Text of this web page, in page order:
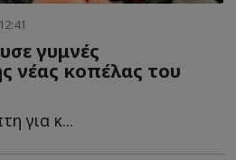
γυμνές
νέας κοπέλας του
για κ...